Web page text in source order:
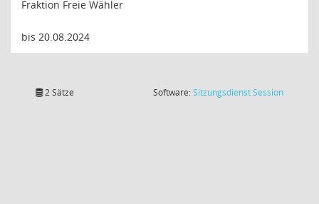
Fraktion Freie Wähler
bis 20.08.2024
2 Sätze Software:SitzungsdienstSession(Wird in